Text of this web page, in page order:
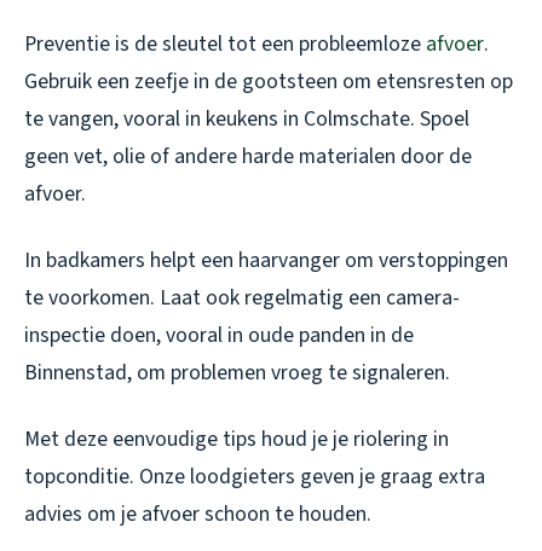
Preventie is de sleutel tot een probleemloze afvoer.
Gebruik een zeefje in de gootsteen om etensresten op
te vangen, vooral in keukens in Colmschate. Spoel
geen vet, olie of andere harde materialen door de
afvoer.
In badkamers helpt een haarvanger om verstoppingen
te voorkomen. Laat ook regelmatig een camera-
inspectie doen, vooral in oude panden in de
Binnenstad, om problemen vroeg te signaleren.
Met deze eenvoudige tips houd je je riolering in
topconditie. Onze loodgieters geven je graag extra
advies om je afvoer schoon te houden.